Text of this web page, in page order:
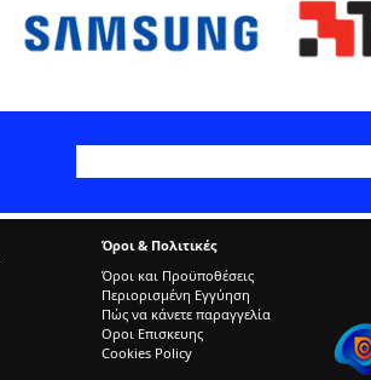
Όροι & Πολιτικές
Όροι και Προϋποθέσεις
Περιορισμένη Εγγύηση
Πώς να κάνετε παραγγελία
Οροι Επισκευης
Cookies Policy